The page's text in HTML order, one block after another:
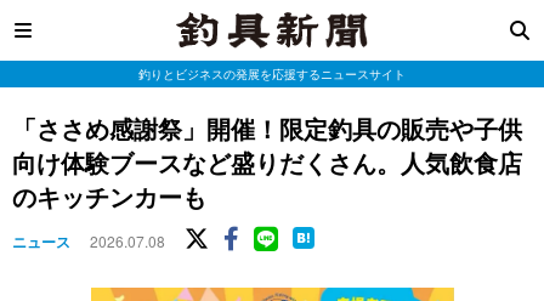
釣りとビジネスの発展を応援するニュースサイト
「ささめ感謝祭」開催！限定釣具の販売や子供
向け体験ブースなど盛りだくさん。人気飲食店
のキッチンカーも
ニュース 2026.07.08